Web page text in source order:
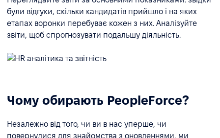
були відгуки, скільки кандидатів прийшло і на яких
етапах воронки перебуває кожен з них. Аналізуйте
звіти, щоб спрогнозувати подальшу діяльність.
Чому обирають PeopleForce?
Незалежно від того, чи ви в нас уперше, чи
повернулися для знайомства з оновленнями, ми